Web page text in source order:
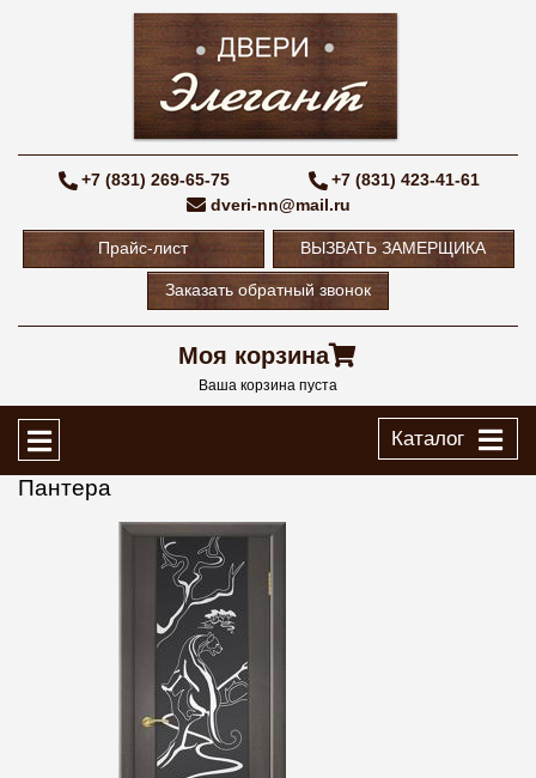
+7 (831) 269-65-75
+7 (831) 423-41-61
dveri-nn@mail.ru
Прайс-лист ВЫЗВАТЬ ЗАМЕРЩИКА
Заказать обратный звонок
Моя корзина
Ваша корзина пуста
Каталог
Пантера